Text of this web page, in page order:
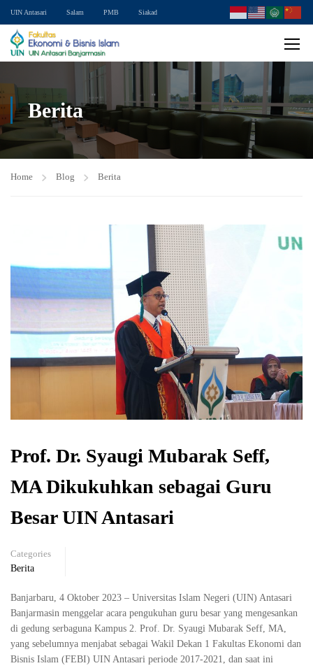
UIN Antasari Salam PMB Siakad
Berita
Home Blog Berita
Prof. Dr. Syaugi Mubarak Seff,
MA Dikukuhkan sebagai Guru
Besar UIN Antasari
Categories
Berita
Banjarbaru, 4 Oktober 2023 – Universitas Islam Negeri (UIN) Antasari
Banjarmasin menggelar acara pengukuhan guru besar yang mengesankan
di gedung serbaguna Kampus 2. Prof. Dr. Syaugi Mubarak Seff, MA,
yang sebelumnya menjabat sebagai Wakil Dekan 1 Fakultas Ekonomi dan
Bisnis Islam (FEBI) UIN Antasari periode 2017-2021, dan saat ini